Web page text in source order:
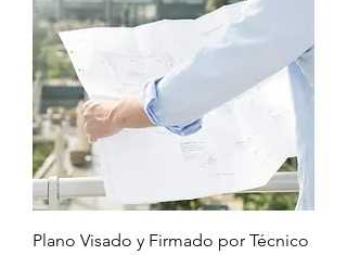
Plano Visado y Firmado por Técnico